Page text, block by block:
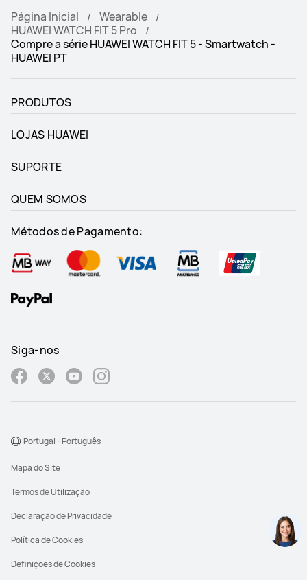
Página Inicial
Wearable
HUAWEI WATCH FIT 5 Pro
Compre a série HUAWEI WATCH FIT 5 - Smartwatch -
HUAWEI PT
PRODUTOS
LOJAS HUAWEI
SUPORTE
QUEM SOMOS
Métodos de Pagamento:
Siga-nos
Mapa do Site
Termos de Utilização
Declaração de Privacidade
Política de Cookies
Definições de Cookies
Portugal - Português